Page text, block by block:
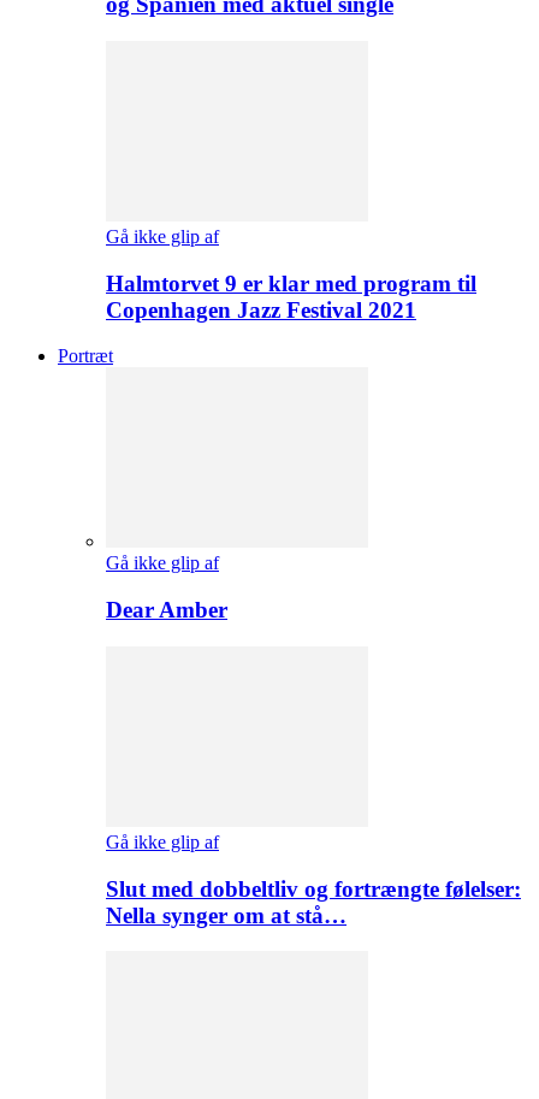
Gå ikke glip af
Halmtorvet 9 er klar med program til
Copenhagen Jazz Festival 2021
Portræt
Gå ikke glip af
Dear Amber
Gå ikke glip af
Slut med dobbeltliv og fortrængte følelser:
Nella synger om at stå…